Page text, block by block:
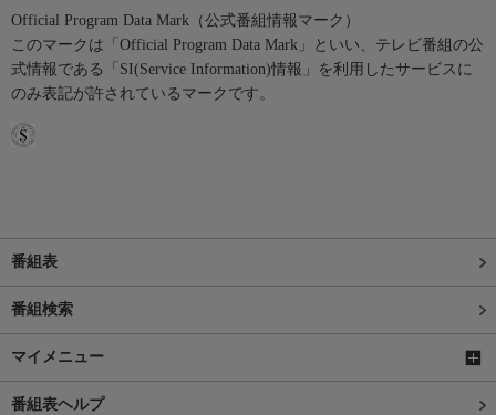
Official Program Data Mark（公式番組情報マーク）
このマークは「Official Program Data Mark」といい、テレビ番組の公
式情報である「SI(Service Information)情報」を利用したサービスに
のみ表記が許されているマークです。
番組表
番組検索
マイメニュー
番組表ヘルプ